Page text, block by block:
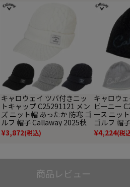
キャロウェイ ツバ付きニッ
トキャップ C25291121 メン
ズ ニット帽 あったか 防寒 ゴ
ルフ 帽子 Callaway 2025秋
冬モデル 日本正規品
¥3,872(税込)
キャロウ
ビーニー
ース ニッ
ゴルフ 帽
秋冬モデル
¥4,224(税
商品レビュー